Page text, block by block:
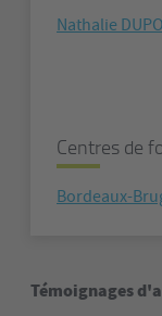
Nathalie
Centres de
Bordeaux-
Témoignages